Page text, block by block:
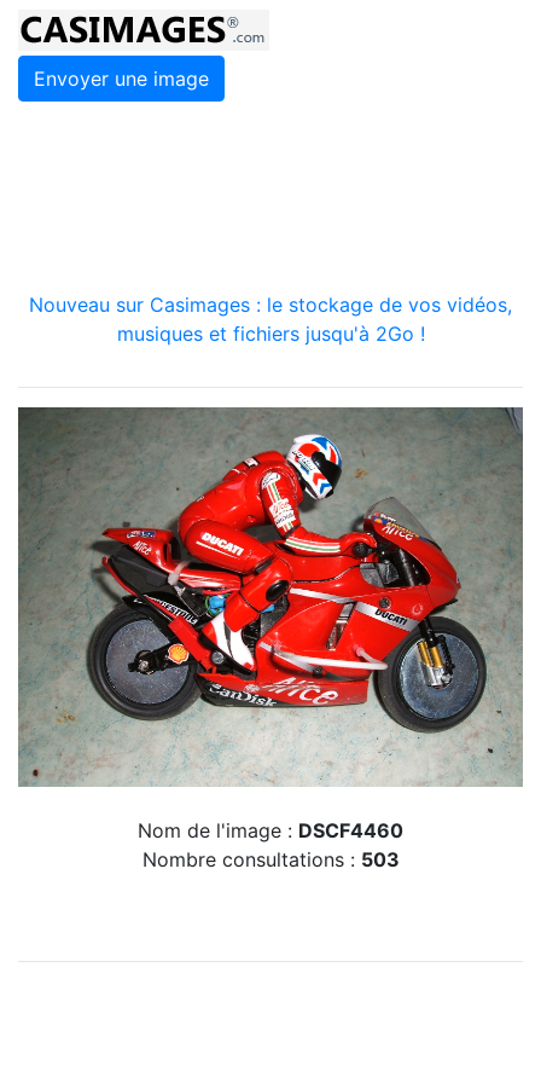
Envoyer une image
Nouveau sur Casimages : le stockage de vos vidéos,
musiques et fichiers jusqu'à 2Go !
Nom de l'image : DSCF4460
Nombre consultations : 503